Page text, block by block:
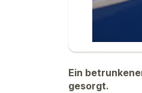
Ein
gesorgt.